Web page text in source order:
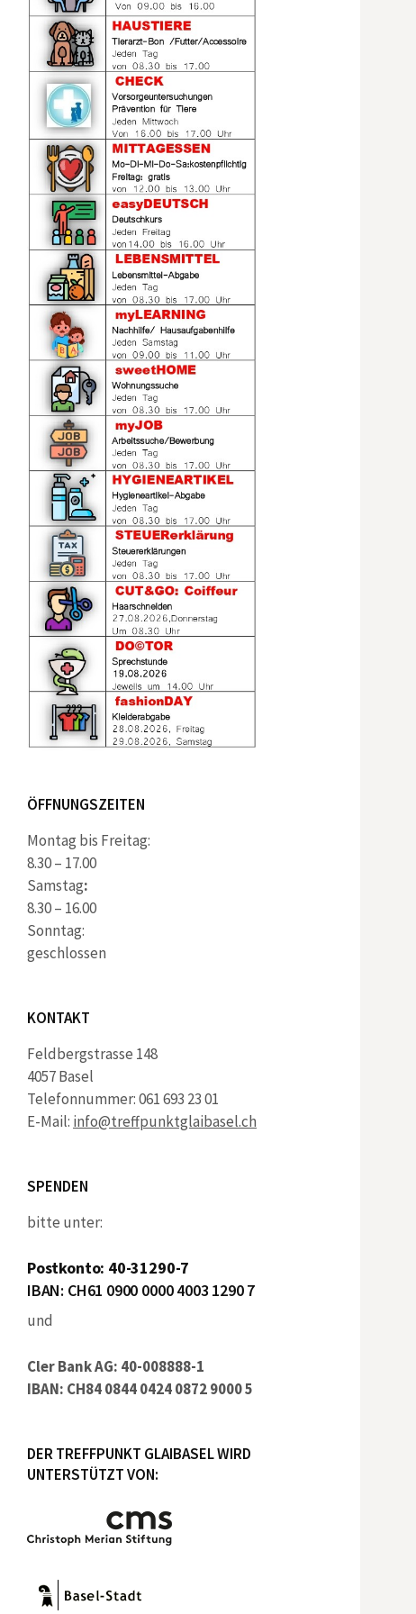
ÖFFNUNGSZEITEN
Montag bis Freitag:
8.30 – 17.00
Samstag:
8.30 – 16.00
Sonntag:
geschlossen
KONTAKT
Feldbergstrasse 148
4057 Basel
Telefonnummer: 061 693 23 01
E-Mail: info@treffpunktglaibasel.ch
SPENDEN
bitte unter:
Postkonto: 40-31290-7
IBAN: CH61 0900 0000 4003 1290 7
und
Cler Bank AG: 40-008888-1
IBAN: CH84 0844 0424 0872 9000 5
DER TREFFPUNKT GLAIBASEL WIRD
UNTERSTÜTZT VON: